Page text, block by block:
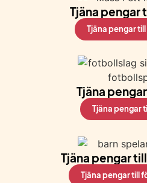
Tjäna pengar
Tjäna pengar
Tjäna
Tjäna pengar
Tjäna pengar
Tjäna pengar till